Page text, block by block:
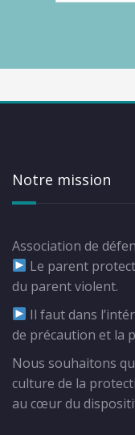
Notre mission
Association de
Le parent
du parent violent.
Il faut dans
de précaution et la
Nous souhaitons
culture de la
au cœur du